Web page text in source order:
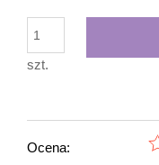
szt.
Ocena: